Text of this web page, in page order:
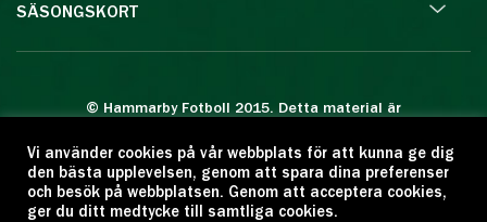
SÄSONGSKORT
© Hammarby Fotboll 2015. Detta material är
Eftertryck eller annan kopiering är förbjuden.
Citera oss gärna men ange källan:
www.hammarbyfotboll.se. Ansvarig utgivare:
Vi använder cookies på vår webbplats för att kunna ge dig
den bästa upplevelsen, genom att spara dina preferenser
och besök på webbplatsen. Genom att acceptera cookies,
ger du ditt medtycke till samtliga cookies.